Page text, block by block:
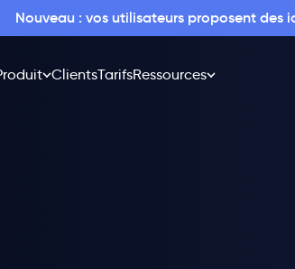
Nouveau : vos utilisateurs proposent des
ClientsTarifsRessources